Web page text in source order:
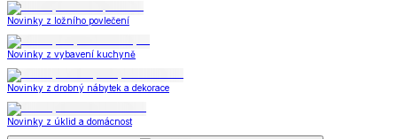
Novinky z ložního povlečení
Novinky z vybavení kuchyně
Novinky z drobný nábytek a dekorace
Novinky z úklid a domácnost